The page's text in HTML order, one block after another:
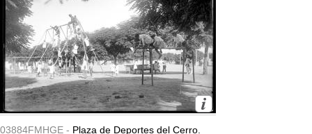
03884FMHGE - Plaza de Deportes del Cerro.